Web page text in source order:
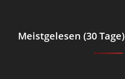
Meistgelesen (30 Tage)